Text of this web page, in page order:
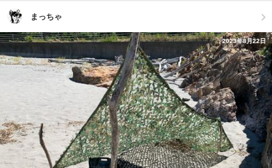
まっちゃ
2023年8月22日